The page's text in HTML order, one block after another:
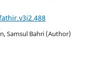
Samsul Bahri (Author)